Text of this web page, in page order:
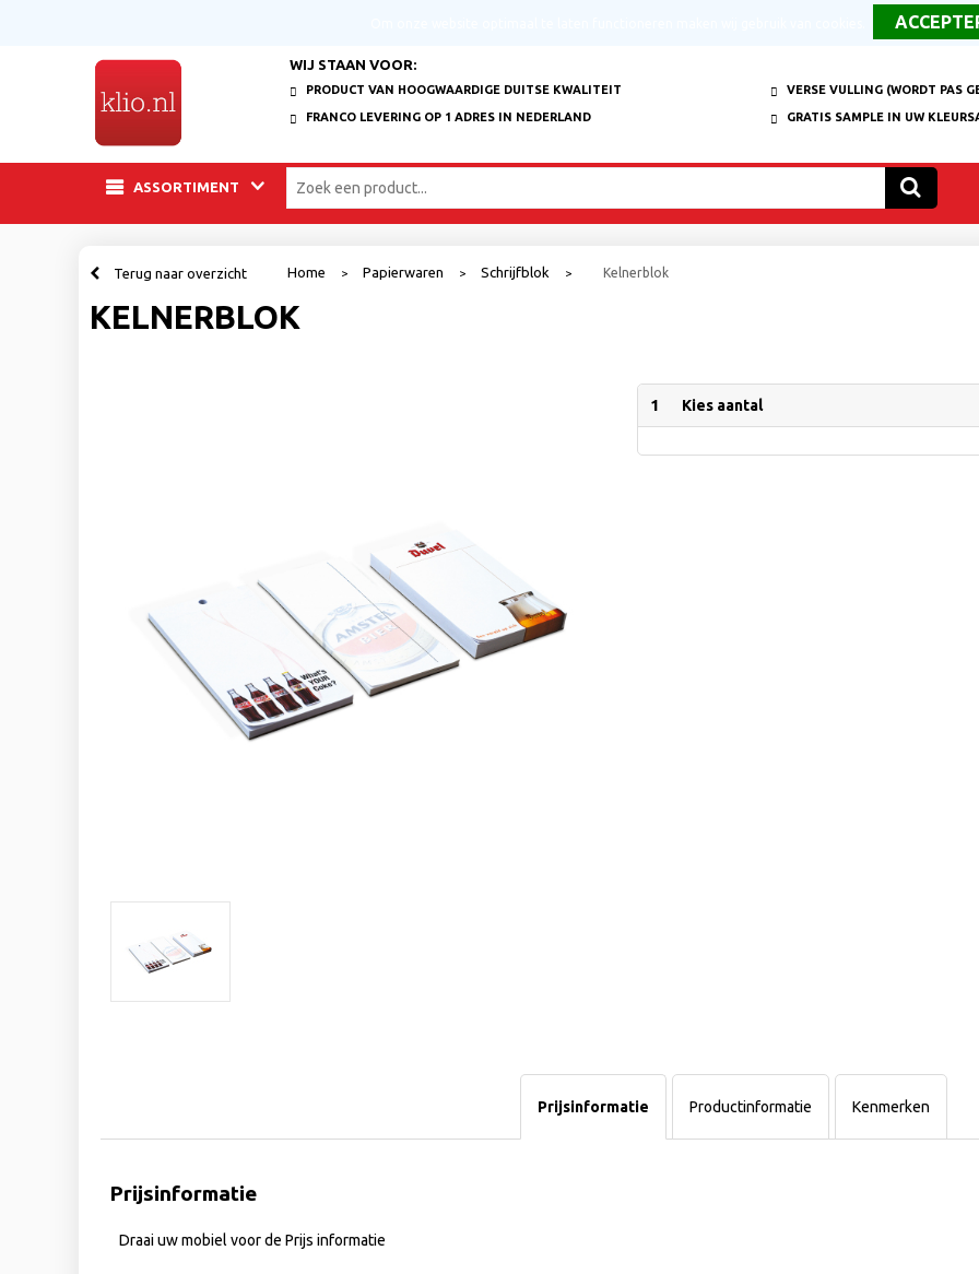
WIJ STAAN VOOR:
PRODUCT VAN HOOGWAARDIGE DUITSE KWALITEIT VERSE VULLING (WORDT PAS
FRANCO LEVERING OP 1 ADRES IN NEDERLAND GRATIS SAMPLE IN UW
ASSORTIMENT
Terug naar overzicht Home > Papierwaren > Schrijfblok > Kelnerblok
KELNERBLOK
1 Kies aantal
Prijsinformatie Productinformatie Kenmerken
Prijsinformatie
Draai uw mobiel voor de Prijs informatie